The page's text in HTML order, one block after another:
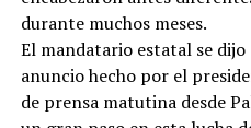
durante muchos meses.
El mandatario estatal se
anuncio hecho por el
de prensa matutina desde